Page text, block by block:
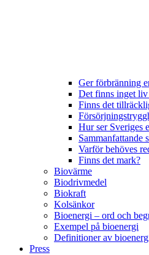
Ger förbränning
Det finns inget
Finns det
Hur ser Sveriges
Sammanfattande
Varför behöves
Finns det mark?
Biovärme
Biodrivmedel
Biokraft
Kolsänkor
Bioenergi – ord och
Exempel på bioenergi
Definitioner av
Press